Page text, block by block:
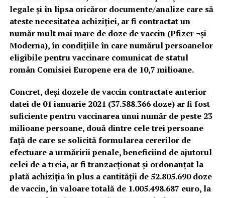
legale și în lipsa oricăror documente/analize care să
ateste necesitatea achiziției, ar fi contractat un
număr mult mai mare de doze de vaccin (Pfizer ¬și
Moderna), în condițiile în care numărul persoanelor
eligibile pentru vaccinare comunicat de statul
român Comisiei Europene era de 10,7 milioane.
Concret, deși dozele de vaccin contractate anterior
datei de 01 ianuarie 2021 (37.588.366 doze) ar fi fost
suficiente pentru vaccinarea unui număr de peste 23
milioane persoane, două dintre cele trei persoane
față de care se solicită formularea cererilor de
efectuare a urmăririi penale, beneficiind de ajutorul
celei de a treia, ar fi tranzacționat și ordonanțat la
plată achiziția în plus a cantității de 52.805.690 doze
de vaccin, în valoare totală de 1.005.498.687 euro, la